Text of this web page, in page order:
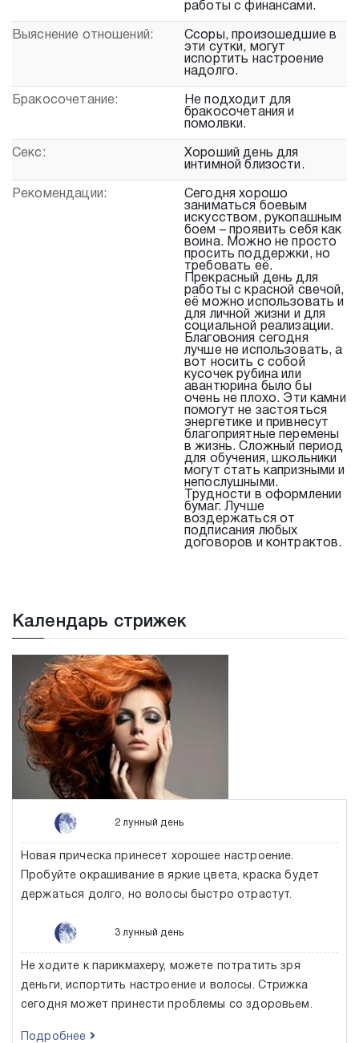
работы с финансами.
Выяснение отношений:
Ссоры, произошедшие в
эти сутки, могут
испортить настроение
надолго.
Бракосочетание:
Не подходит для
бракосочетания и
помолвки.
Секс:
Хороший день для
интимной близости.
Рекомендации:
Сегодня хорошо
заниматься боевым
искусством, рукопашным
боем – проявить себя как
воина. Можно не просто
просить поддержки, но
требовать её.
Прекрасный день для
работы с красной свечой,
её можно использовать и
для личной жизни и для
социальной реализации.
Благовония сегодня
лучше не использовать, а
вот носить с собой
кусочек рубина или
авантюрина было бы
очень не плохо. Эти камни
помогут не застояться
энергетике и привнесут
благоприятные перемены
в жизнь. Сложный период
для обучения, школьники
могут стать капризными и
непослушными.
Трудности в оформлении
бумаг. Лучше
воздержаться от
подписания любых
договоров и контрактов.
Календарь стрижек
2 лунный день
Новая прическа принесет хорошее настроение.
Пробуйте окрашивание в яркие цвета, краска будет
держаться долго, но волосы быстро отрастут.
3 лунный день
Не ходите к парикмахеру, можете потратить зря
деньги, испортить настроение и волосы. Стрижка
сегодня может принести проблемы со здоровьем.
Подробнее